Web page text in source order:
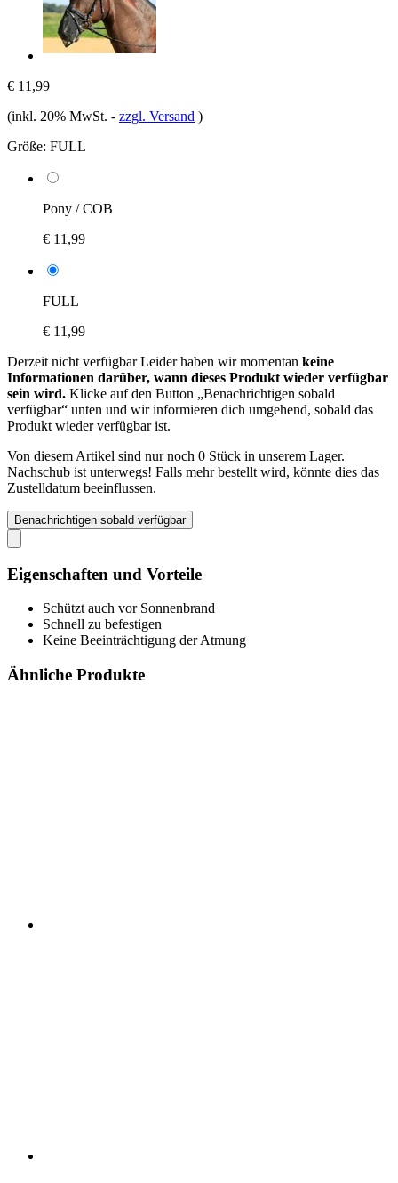
€ 11,99
(inkl. 20% MwSt. - zzgl. Versand )
Größe: FULL
Pony / COB
€ 11,99
FULL
€ 11,99
Derzeit nicht verfügbarLeider haben wir momentan keine
Informationen darüber, wann dieses Produkt wieder verfügbar
sein wird. Klicke auf den Button „Benachrichtigen sobald
verfügbar“ unten und wir informieren dich umgehend, sobald das
Produkt wieder verfügbar ist.
Von diesem Artikel sind nur noch 0 Stück in unserem Lager.
Nachschub ist unterwegs! Falls mehr bestellt wird, könnte dies das
Zustelldatum beeinflussen.
Benachrichtigen sobald verfügbar
Eigenschaften und Vorteile
Schützt auch vor Sonnenbrand
Schnell zu befestigen
Keine Beeinträchtigung der Atmung
Ähnliche Produkte